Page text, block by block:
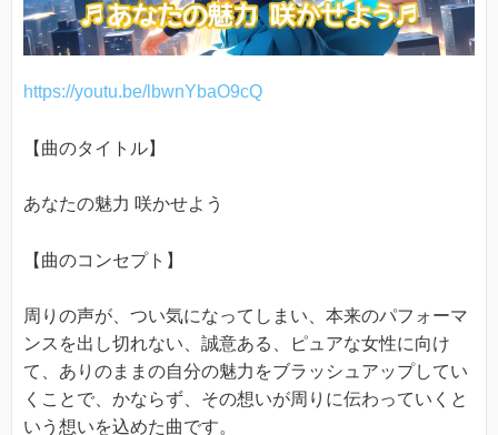
https://youtu.be/lbwnYbaO9cQ
【曲のタイトル】
あなたの魅力 咲かせよう
【曲のコンセプト】
周りの声が、つい気になってしまい、本来のパフォーマ
ンスを出し切れない、誠意ある、ピュアな女性に向け
て、ありのままの自分の魅力をブラッシュアップしてい
くことで、かならず、その想いが周りに伝わっていくと
いう想いを込めた曲です。